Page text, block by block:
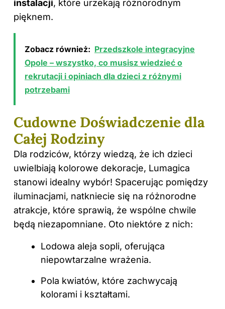
instalacji, które urzekają różnorodnym
pięknem.
Zobacz również: Przedszkole integracyjne
Opole – wszystko, co musisz wiedzieć o
rekrutacji i opiniach dla dzieci z różnymi
potrzebami
Cudowne Doświadczenie dla
Całej Rodziny
Dla rodziców, którzy wiedzą, że ich dzieci
uwielbiają kolorowe dekoracje, Lumagica
stanowi idealny wybór! Spacerując pomiędzy
iluminacjami, natkniecie się na różnorodne
atrakcje, które sprawią, że wspólne chwile
będą niezapomniane. Oto niektóre z nich:
Lodowa aleja sopli, oferująca
niepowtarzalne wrażenia.
Pola kwiatów, które zachwycają
kolorami i kształtami.